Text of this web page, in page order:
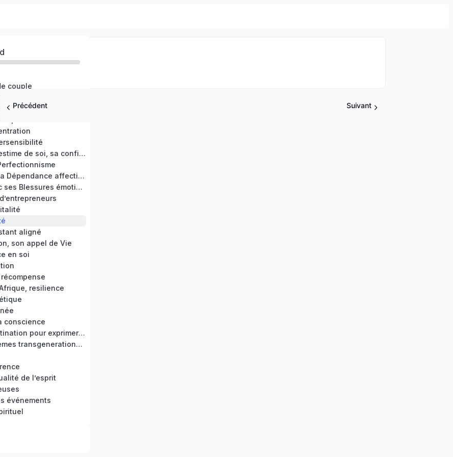
couple
anxiété
bienveillante
Développer son estime de soi, sa confiance en soi
Se détacher de sa Dépendance affective
Faire la paix avec ses Blessures émotionnelles
aligné
son appel de Vie
en soi
resilience
conscience
Bannir la procrastination pour exprimer son potentiel
Guérir des problèmes transgenerationnels
de l’esprit
événements
Précédent Suivant